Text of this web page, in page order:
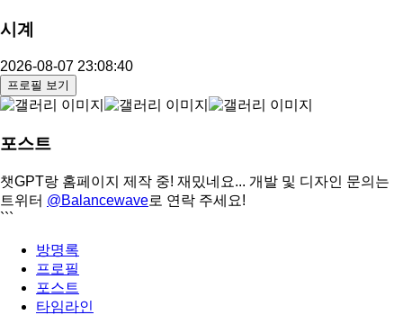
시계
2026-08-07 23:08:40
프로필 보기
포스트
챗GPT랑 홈페이지 제작 중! 재밌네요... 개발 및 디자인 문의는
트위터 @Balancewave로 연락 주세요!
```
방명록
프로필
포스트
타임라인